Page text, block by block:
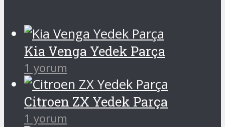
Kia Venga Yedek Parça
1 yorum
Citroen ZX Yedek Parça
1 yorum